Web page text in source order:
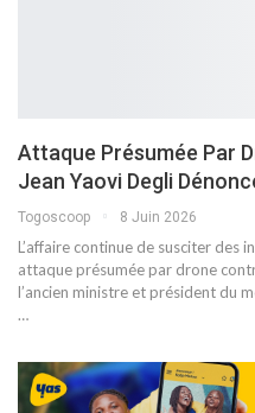
Attaque Présumée Par
Jean Yaovi Degli
Togoscoop 8 Juin 2026
L’affaire continue de susciter des
attaque présumée par drone
l’ancien ministre et président du
…